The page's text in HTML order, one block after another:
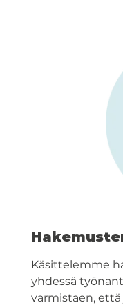
Käsittelemme
yhdessä
varmistaen,